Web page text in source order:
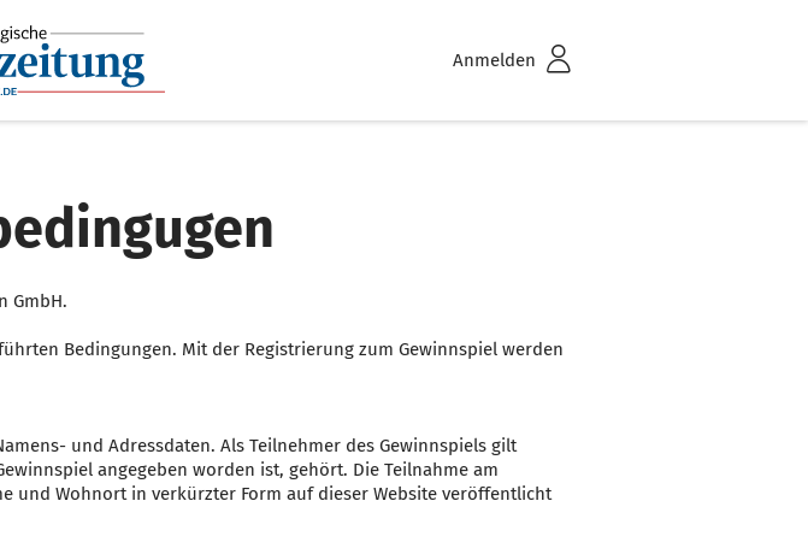
Anmelden
GmbH.
Bedingungen. Mit der Registrierung zum Gewinnspiel werden
und Adressdaten. Als Teilnehmer des Gewinnspiels gilt
angegeben worden ist, gehört. Die Teilnahme am
und Wohnort in verkürzter Form auf dieser Website veröffentlicht